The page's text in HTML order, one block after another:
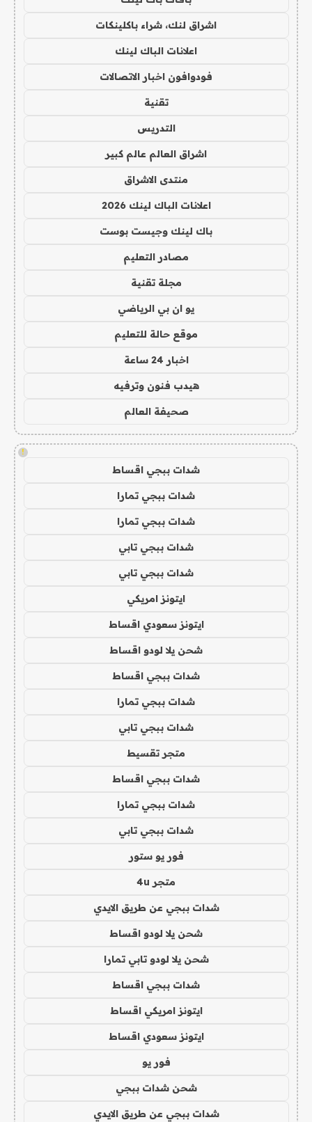
اشراق لنك، شراء باكلينكات
اعلانات الباك لينك
فودوافون اخبار الاتصالات
تقنية
التدريس
اشراق العالم عالم كبير
منتدى الاشراق
اعلانات الباك لينك 2026
باك لينك وجيست بوست
مصادر التعليم
مجلة تقنية
يو ان بي الرياضي
موقع حالة للتعليم
اخبار 24 ساعة
هيدب فنون وترفيه
صحيفة العالم
!
شدات ببجي اقساط
شدات ببجي تمارا
شدات ببجي تمارا
شدات ببجي تابي
شدات ببجي تابي
ايتونز امريكي
ايتونز سعودي اقساط
شحن يلا لودو اقساط
شدات ببجي اقساط
شدات ببجي تمارا
شدات ببجي تابي
متجر تقسيط
شدات ببجي اقساط
شدات ببجي تمارا
شدات ببجي تابي
فور يو ستور
متجر 4u
شدات ببجي عن طريق الايدي
شحن يلا لودو اقساط
شحن يلا لودو تابي تمارا
شدات ببجي اقساط
ايتونز امريكي اقساط
ايتونز سعودي اقساط
فور يو
شحن شدات ببجي
شدات ببجي عن طريق الايدي